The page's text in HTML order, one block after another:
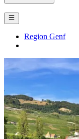
Region Genf